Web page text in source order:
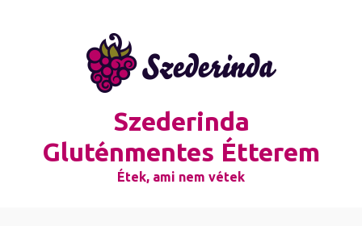
Szederinda
Gluténmentes Étterem
Étek, ami nem vétek